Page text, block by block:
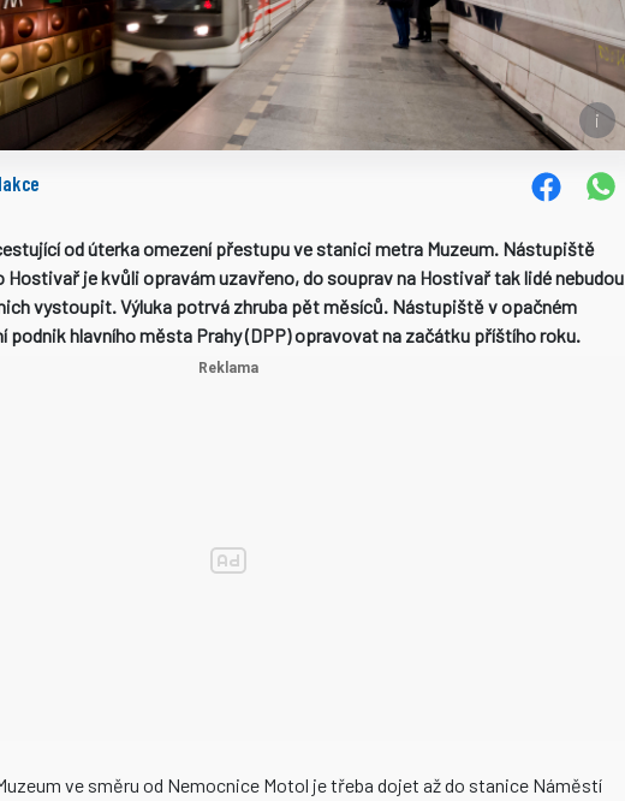
od úterka omezení přestupu ve stanici metra Muzeum. Nástupiště
Hostivař je kvůli opravám uzavřeno, do souprav na Hostivař tak lidé nebudou
vystoupit. Výluka potrvá zhruba pět měsíců. Nástupiště v opačném
podnik hlavního města Prahy (DPP) opravovat na začátku příštího roku.
ve směru od Nemocnice Motol je třeba dojet až do stanice Náměstí